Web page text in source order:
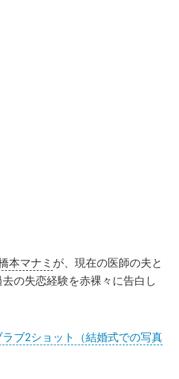
本マナミ が、現在の医師の夫と
の失恋経験を赤裸々に告白し
ラブ2ショット（結婚式での写真